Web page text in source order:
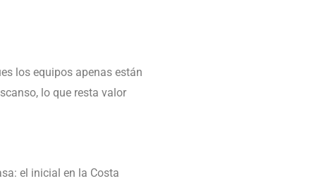
los equipos apenas están
lo que resta valor
el inicial en la Costa